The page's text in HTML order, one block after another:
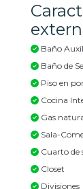
Baño
Baño de
Piso en
Cocina
Gas
Sala-
Cuarto de
Closet
Divisiones